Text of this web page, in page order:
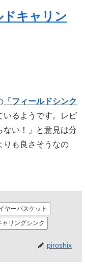
キャリン
「フィールドシンク
いるようです。レビ
ない！」と意見は分
りも良さそうなの
ヤーバスケット
リングシンク
piroshix